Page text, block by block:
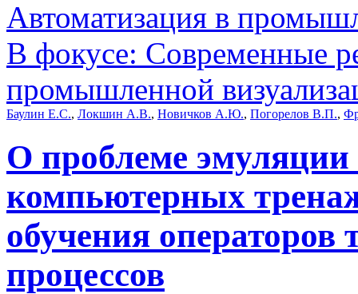
Автоматизация в
В фокусе: Современные
промышленной
Баулин Е.С., Локшин А.В., Новичков А.Ю., Погорелов В.П.,
О проблеме
компьютерных
обучения операторов
процессов